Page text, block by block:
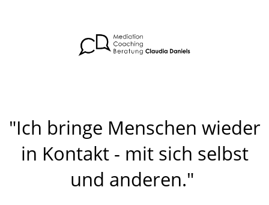
"Ich bringe Menschen wieder
in Kontakt - mit sich selbst
und anderen."